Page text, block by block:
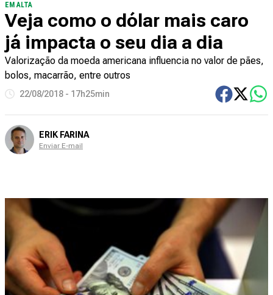
EM ALTA
Veja como o dólar mais caro
já impacta o seu dia a dia
Valorização da moeda americana influencia no valor de pães,
bolos, macarrão, entre outros
22/08/2018 - 17h25min
ERIK FARINA
Enviar E-mail